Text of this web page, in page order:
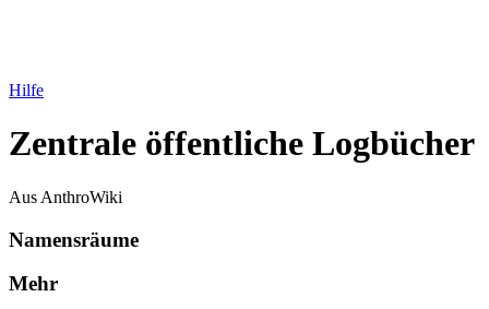
Hilfe
Zentrale öffentliche Logbücher
Aus AnthroWiki
Namensräume
Mehr